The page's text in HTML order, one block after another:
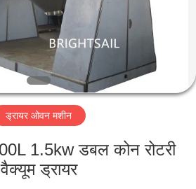
ड्रायर ओवन मशीन
1.5kw डबल कोन रोटरी
वैक्यूम ड्रायर